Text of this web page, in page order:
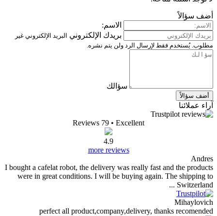
بريدك الإلكتروني البريد الإلكتروني غير
لإرسال الرد ولن يتم نشره.
Reviews 79
I bought a cafelat robot, the delivery was really fast
were in great conditions. I will be buying again.
perfect all product,company,delivery,